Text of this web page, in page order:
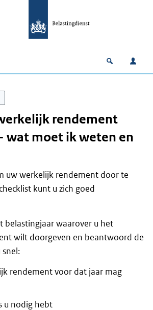
Open
rendement
wat moet ik weten en
uw werkelijk rendement door te
kunt u zich goed
belastingjaar waarover u het
wilt doorgeven en beantwoord de
snel:
rendement voor dat jaar mag
u nodig hebt